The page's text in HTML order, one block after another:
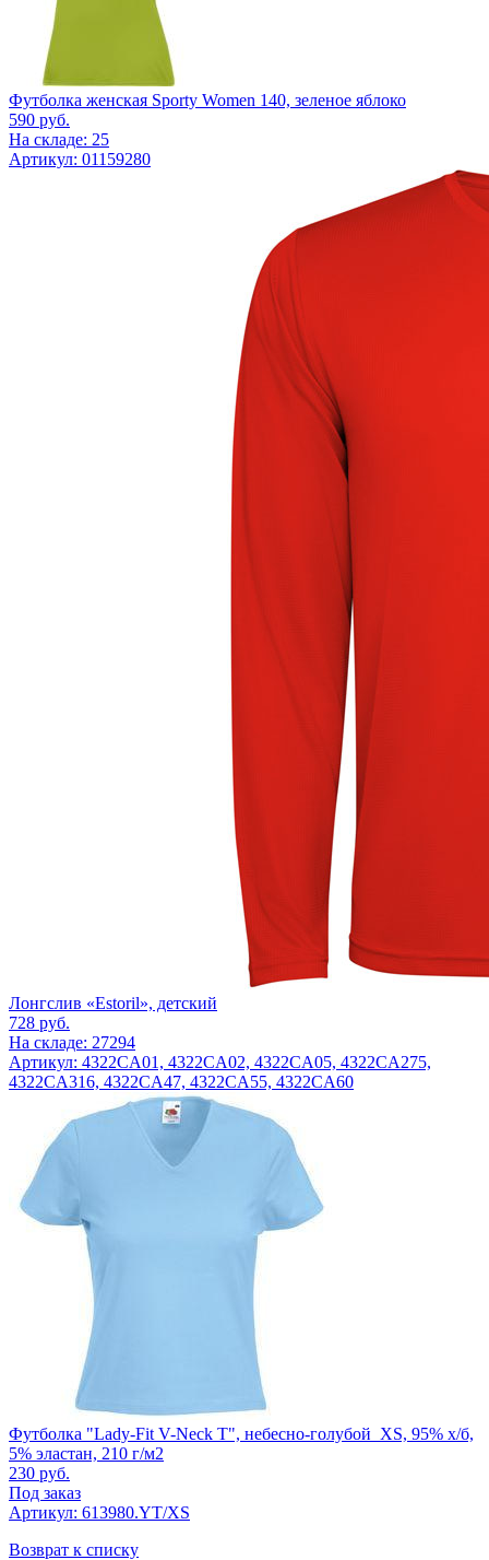
Футболка женская Sporty Women 140, зеленое яблоко
590 руб.
На складе: 25
Артикул: 01159280
Лонгслив «Estoril», детский
728 руб.
На складе: 27294
Артикул: 4322CA01, 4322CA02, 4322CA05, 4322CA275,
4322CA316, 4322CA47, 4322CA55, 4322CA60
Футболка "Lady-Fit V-Neck T", небесно-голубой_XS, 95% х/б,
5% эластан, 210 г/м2
230 руб.
Под заказ
Артикул: 613980.YT/XS
Возврат к списку